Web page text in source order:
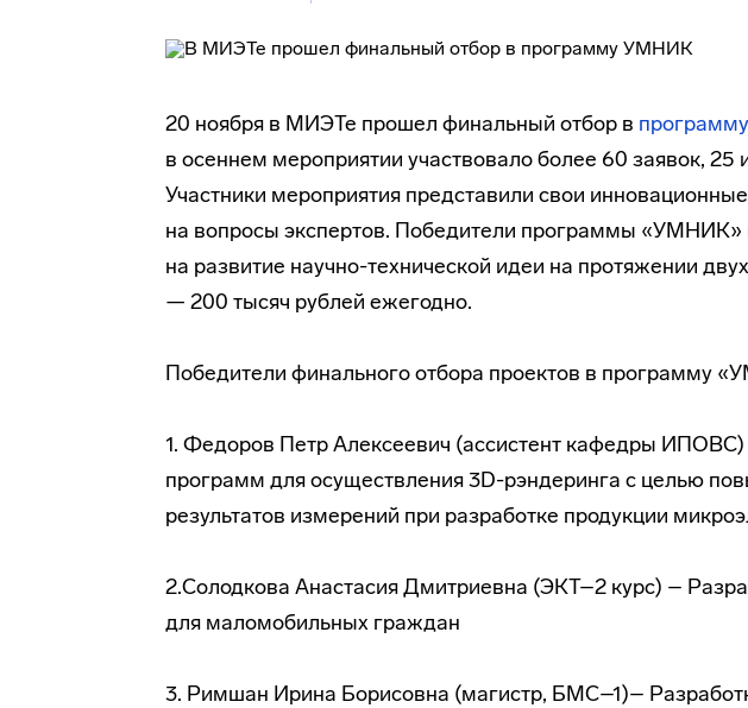
20 ноября в МИЭТе прошел финальный отбор в
в осеннем мероприятии участвовало более 60 заявок,
Участники мероприятия представили свои
на вопросы экспертов. Победители программы «УМНИК»
на развитие научно-технической идеи на протяжении
— 200 тысяч рублей ежегодно.
Победители финального отбора проектов в программу
1. Федоров Петр Алексеевич (ассистент кафедры
программ для осуществления 3D-рэндеринга с целью
результатов измерений при разработке продукции
2.Солодкова Анастасия Дмитриевна (ЭКТ–2 курс) –
для маломобильных граждан
3. Римшан Ирина Борисовна (магистр, БМС–1)–